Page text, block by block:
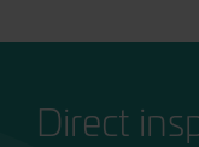
Direct